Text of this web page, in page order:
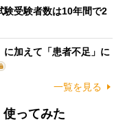
験受験者数は10年間で2
に加えて「患者不足」に
一覧を見る
ってみた